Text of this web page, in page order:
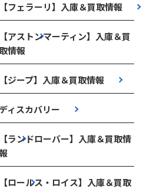
【フェラーリ】入庫＆買取情報
【アストンマーティン】入庫＆買
情報
【ジープ】入庫＆買取情報
ディスカバリー
【ランドローバー】入庫＆買取情
【ロールス・ロイス】入庫＆買取